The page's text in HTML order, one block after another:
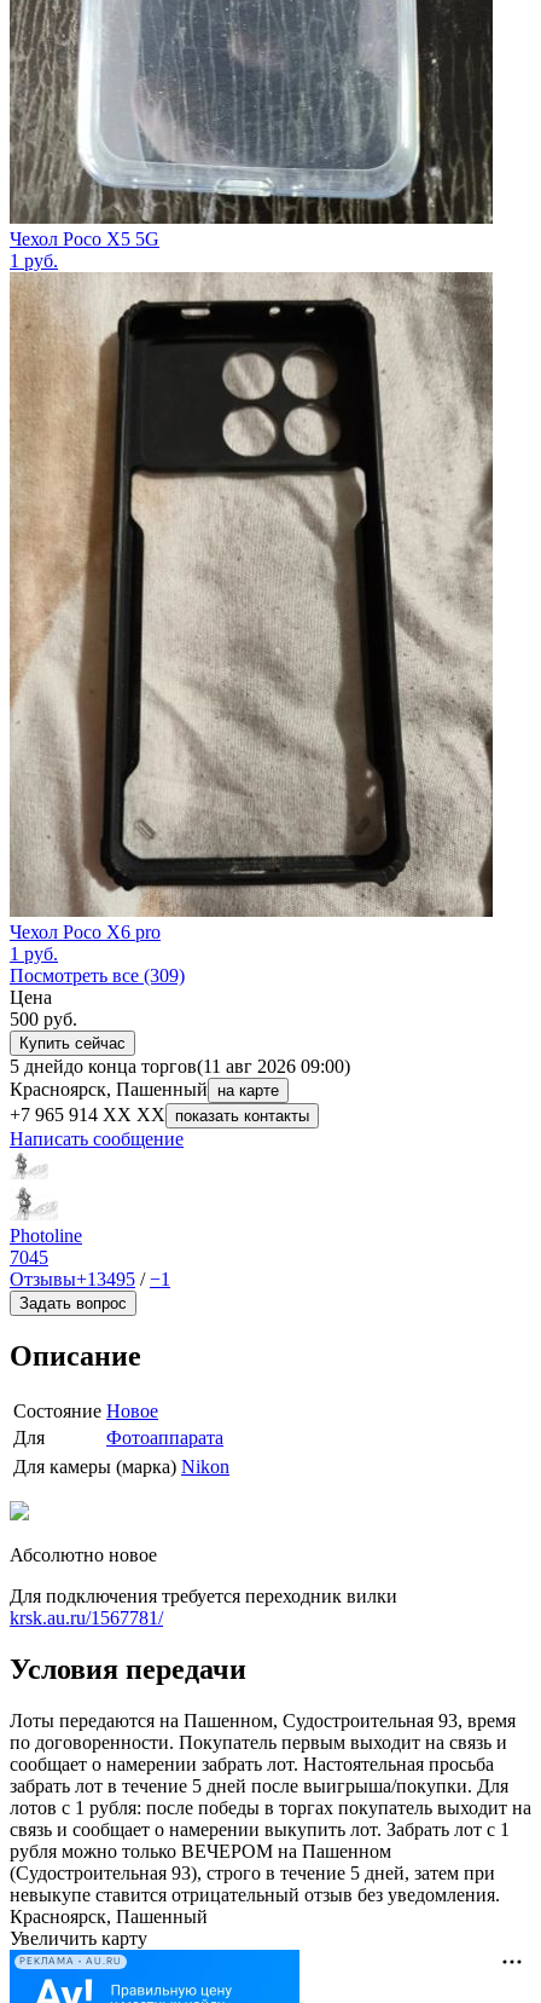
Чехол Poco X5 5G
1 руб.
Чехол Poco X6 pro
1 руб.
Посмотреть все (309)
Цена
500 руб.
Купить сейчас
5 днейдо конца торгов(11 авг 2026 09:00)
Красноярск, Пашенный
на карте
+7 965 914 XX XX показать контакты
Написать сообщение
Photoline
7045
Отзывы+13495 /−1
Задать вопрос
Описание
Состояние Новое
Для
Фотоаппарата
Для камеры (марка) Nikon
Абсолютно новое
Для подключения требуется переходник вилки
krsk.au.ru/1567781/
Условия передачи
Лоты передаются на Пашенном, Судостроительная 93, время
по договоренности. Покупатель первым выходит на связь и
сообщает о намерении забрать лот. Настоятельная просьба
забрать лот в течение 5 дней после выигрыша/покупки. Для
лотов с 1 рубля: после победы в торгах покупатель выходит на
связь и сообщает о намерении выкупить лот. Забрать лот с 1
рубля можно только ВЕЧЕРОМ на Пашенном
(Судостроительная 93), строго в течение 5 дней, затем при
невыкупе ставится отрицательный отзыв без уведомления.
Красноярск, Пашенный
Увеличить карту
РЕКЛАМА • AU.RU